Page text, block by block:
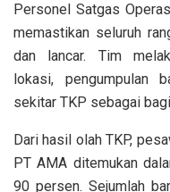
Personel Satgas
memastikan seluruh
dan lancar. Tim
lokasi, pengumpulan
sekitar TKP sebagai
Dari hasil olah TKP,
PT AMA ditemukan
90 persen. Sejumlah